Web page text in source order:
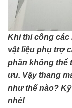
Khi thi công các
vật liệu phụ trợ
phần không thể
ưu. Vậy thang
như thế nào?
nhé!